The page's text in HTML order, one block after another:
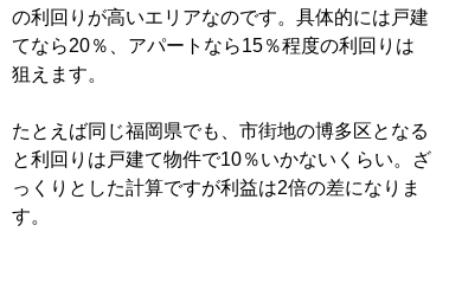
の利回りが高いエリアなのです。具体的には戸建
てなら20％、アパートなら15％程度の利回りは
狙えます。
たとえば同じ福岡県でも、市街地の博多区となる
と利回りは戸建て物件で10％いかないくらい。ざ
っくりとした計算ですが利益は2倍の差になりま
す。